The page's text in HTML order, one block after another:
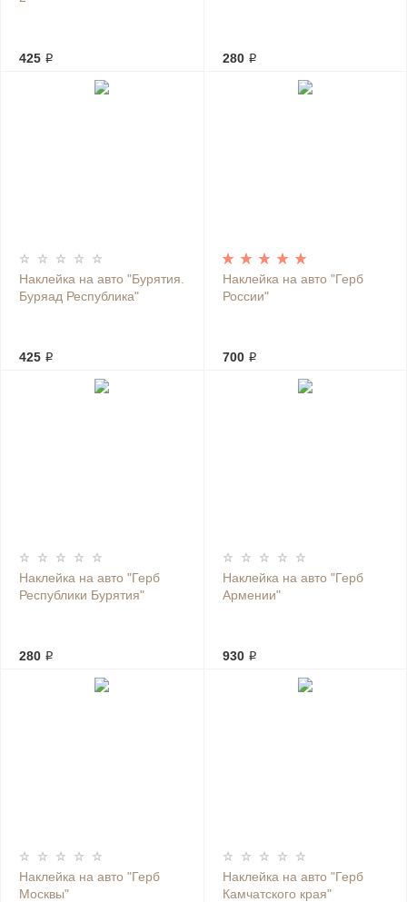
425 ₽ 280 ₽
Наклейка на авто "Бурятия.
Буряад Республика"
425 ₽
Наклейка на авто "Герб
России"
700 ₽
Наклейка на авто "Герб
Республики Бурятия"
280 ₽
Наклейка на авто "Герб
Армении"
930 ₽
Наклейка на авто "Герб
Москвы"
Наклейка на авто "Герб
Камчатского края"